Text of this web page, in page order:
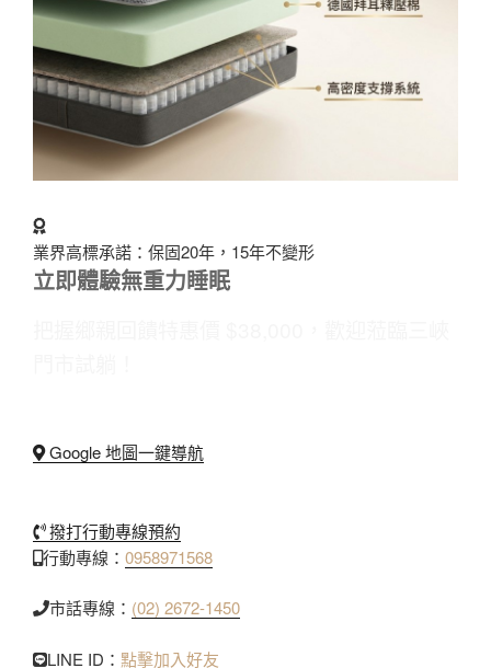
業界高標承諾：保固20年，15年不變形
立即體驗無重力睡眠
Google 地圖一鍵導航
撥打行動專線預約
行動專線： 0958971568
市話專線： (02) 2672-1450
LINE ID： 點擊加入好友